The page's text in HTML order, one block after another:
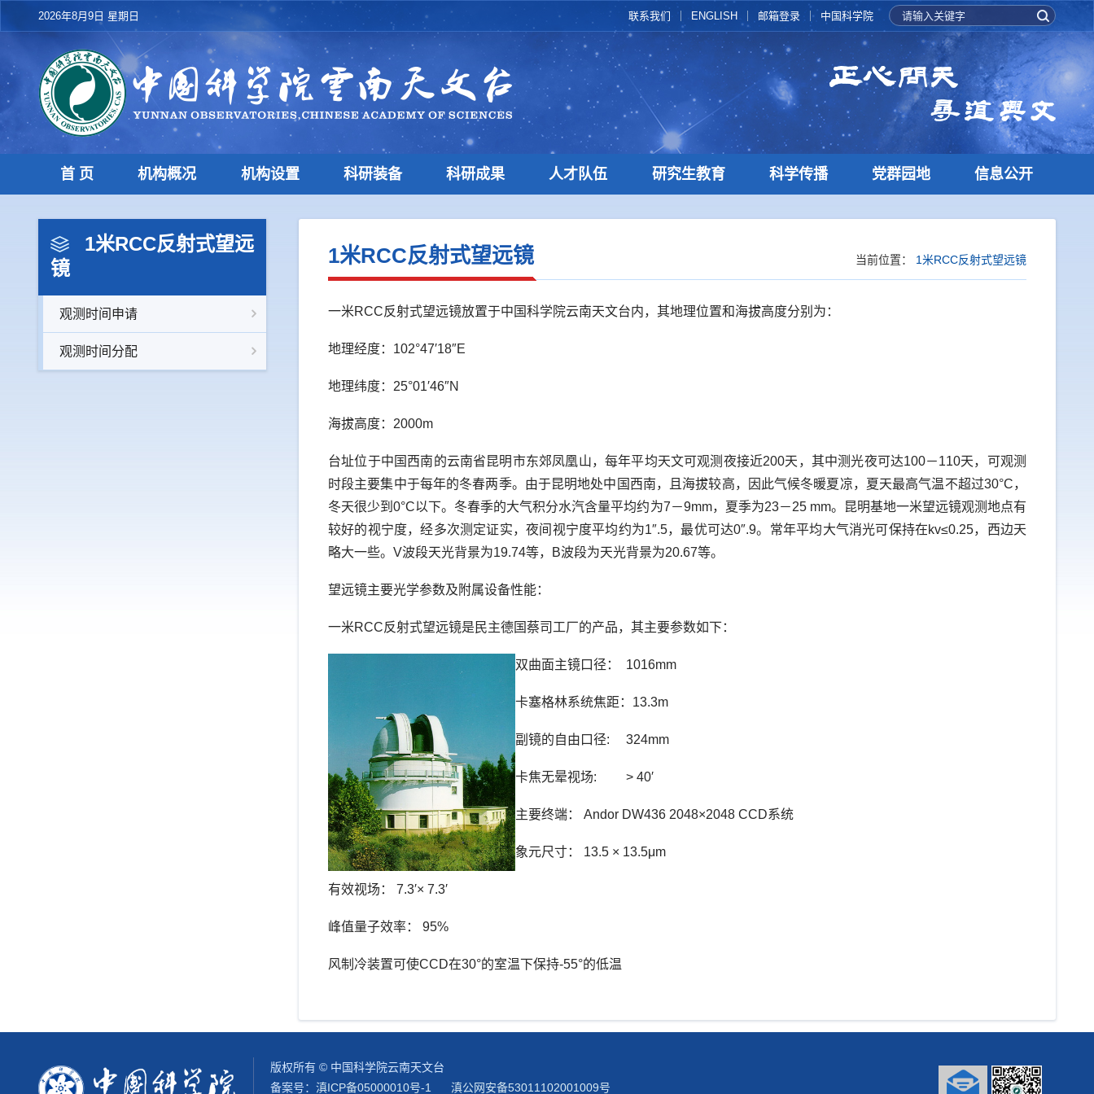
2026年8月9日 星期日 联系我们 ENGLISH 邮箱登录 中国科学院
首 页 机构概况 机构设置 科研装备 科研成果 人才队伍 研究生教育 科学传播 党群园地 信息公开
1米RCC反射式望远
镜
观测时间申请
观测时间分配
当前位置： 1米RCC反射式望远镜
1米RCC反射式望远镜
一米RCC反射式望远镜放置于中国科学院云南天文台内，其地理位置和海拔高度分别为：
地理经度：102°47′18″E
地理纬度：25°01′46″N
海拔高度：2000m
台址位于中国西南的云南省昆明市东郊凤凰山，每年平均天文可观测夜接近200天，其中测光夜可达100－110天，可观测
时段主要集中于每年的冬春两季。由于昆明地处中国西南，且海拔较高，因此气候冬暖夏凉，夏天最高气温不超过30°C，
冬天很少到0°C以下。冬春季的大气积分水汽含量平均约为7－9mm，夏季为23－25 mm。昆明基地一米望远镜观测地点有
较好的视宁度，经多次测定证实，夜间视宁度平均约为1″.5，最优可达0″.9。常年平均大气消光可保持在kv≤0.25，西边天
略大一些。V波段天光背景为19.74等，B波段为天光背景为20.67等。
望远镜主要光学参数及附属设备性能：
一米RCC反射式望远镜是民主德国蔡司工厂的产品，其主要参数如下：
双曲面主镜口径： 1016mm
卡塞格林系统焦距：13.3m
副镜的自由口径: 324mm
卡焦无晕视场: > 40′
主要终端： Andor DW436 2048×2048 CCD系统
象元尺寸： 13.5 × 13.5μm
有效视场： 7.3′× 7.3′
峰值量子效率： 95%
风制冷装置可使CCD在30°的室温下保持-55°的低温
版权所有 © 中国科学院云南天文台
备案号： 滇ICP备05000010号-1 滇公网安备53011102001009号